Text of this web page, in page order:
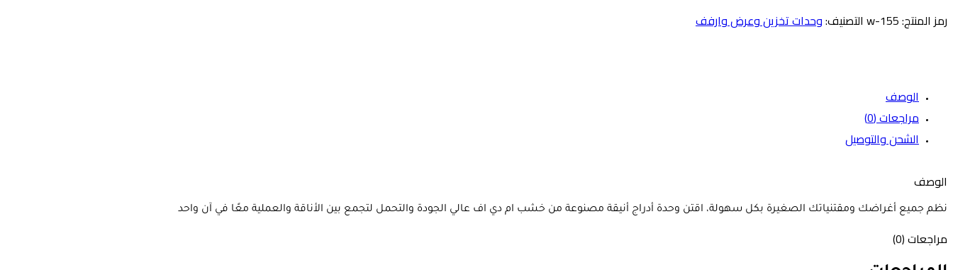
رمز المنتج:w-155 التصنيف:وحدات تخزين وعرض وارفف
الوصف
مراجعات (0)
الشحن والتوصيل
الوصف
نظم جميع أغراضك ومقتنياتك الصغيرة بكل سهولة، اقتن وحدة أدراج أنيقة مصنوعة من خشب ام دي اف عالي الجودة والتحمل لتجمع بين الأناقة والعملية معًا في آن واحد
مراجعات (0)